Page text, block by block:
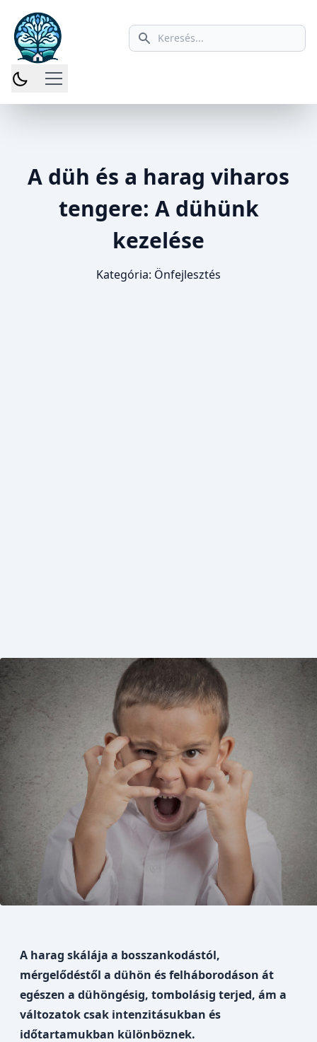
Keresés ikon
A düh és a harag viharos
tengere: A dühünk
kezelése
Kategória: Önfejlesztés
A harag skálája a bosszankodástól,
mérgelődéstől a dühön és felháborodáson át
egészen a dühöngésig, tombolásig terjed, ám a
változatok csak intenzitásukban és
időtartamukban különböznek.